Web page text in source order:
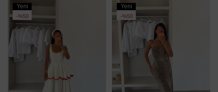
Yeni
Ürün
%50
Yeni
Ürün
%50